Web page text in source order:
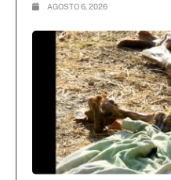
AGOSTO 6, 2026